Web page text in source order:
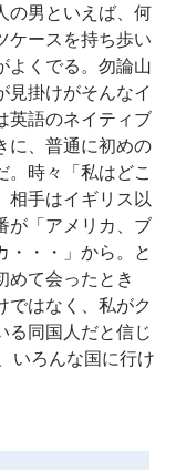
の男といえば、何
ケースを持ち歩い
よくでる。勿論山
見掛けがそんなイ
英語のネイティブ
に、普通に初めの
。時々「私はどこ
相手はイギリス以
が「アメリカ、ブ
・・・」から。と
めて会ったとき
ではなく、私がク
る同国人だと信じ
いろんな国に行け